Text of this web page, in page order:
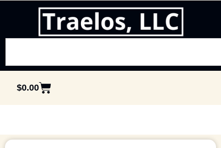
$0.00